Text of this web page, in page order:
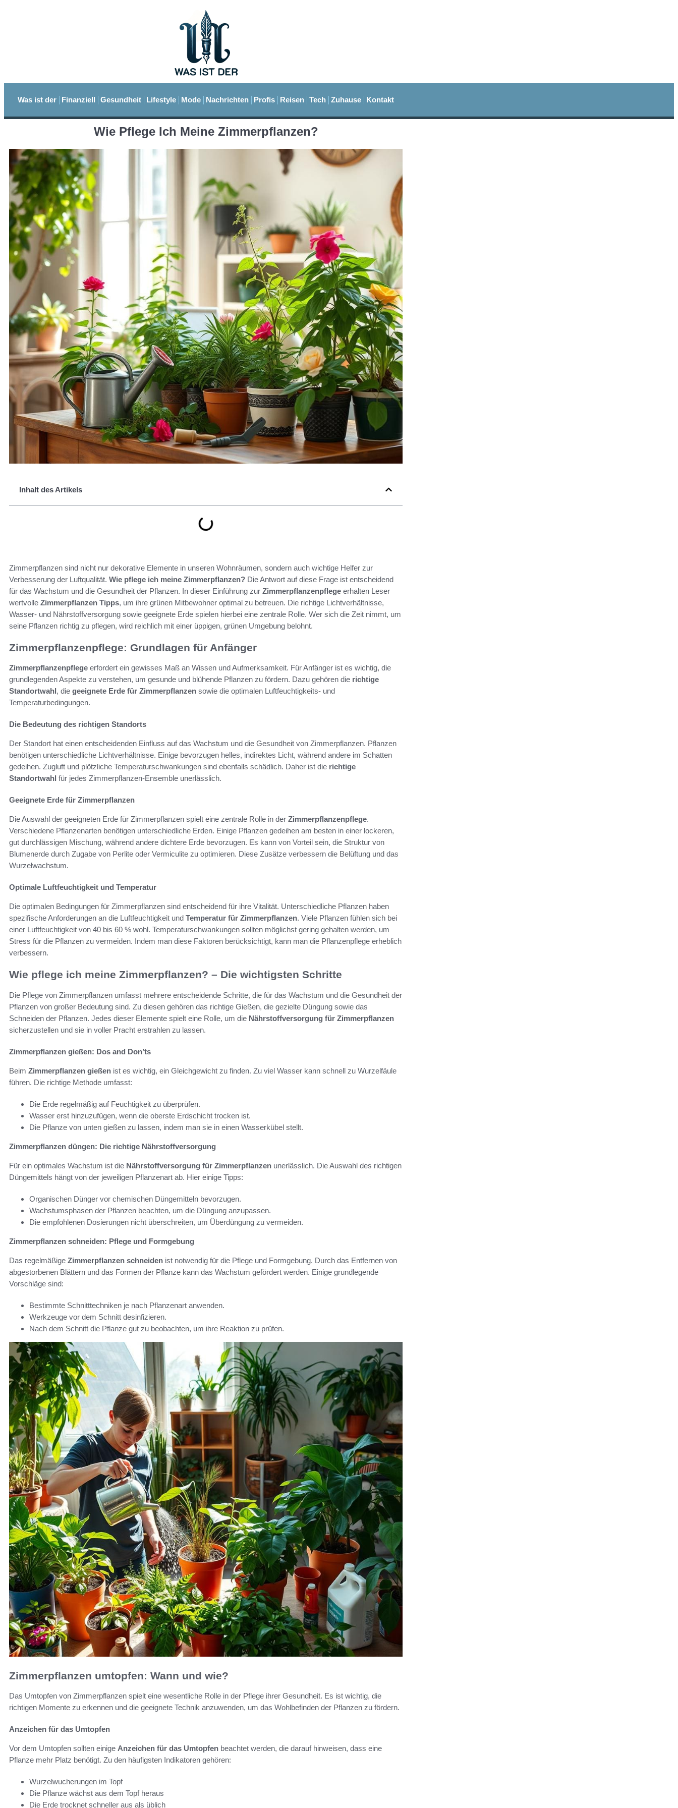
Was ist der Finanziell Gesundheit Lifestyle Mode Nachrichten Profis Reisen Tech Zuhause Kontakt
Wie Pflege Ich Meine Zimmerpflanzen?
Inhalt des Artikels
Zimmerpflanzen sind nicht nur dekorative Elemente in unseren Wohnräumen, sondern auch wichtige Helfer zur
Verbesserung der Luftqualität. Wie pflege ich meine Zimmerpflanzen? Die Antwort auf diese Frage ist entscheidend
für das Wachstum und die Gesundheit der Pflanzen. In dieser Einführung zur Zimmerpflanzenpflege erhalten Leser
wertvolle Zimmerpflanzen Tipps, um ihre grünen Mitbewohner optimal zu betreuen. Die richtige Lichtverhältnisse,
Wasser- und Nährstoffversorgung sowie geeignete Erde spielen hierbei eine zentrale Rolle. Wer sich die Zeit nimmt, um
seine Pflanzen richtig zu pflegen, wird reichlich mit einer üppigen, grünen Umgebung belohnt.
Zimmerpflanzenpflege: Grundlagen für Anfänger
Zimmerpflanzenpflege erfordert ein gewisses Maß an Wissen und Aufmerksamkeit. Für Anfänger ist es wichtig, die
grundlegenden Aspekte zu verstehen, um gesunde und blühende Pflanzen zu fördern. Dazu gehören die richtige
Standortwahl, die geeignete Erde für Zimmerpflanzen sowie die optimalen Luftfeuchtigkeits- und
Temperaturbedingungen.
Die Bedeutung des richtigen Standorts
Der Standort hat einen entscheidenden Einfluss auf das Wachstum und die Gesundheit von Zimmerpflanzen. Pflanzen
benötigen unterschiedliche Lichtverhältnisse. Einige bevorzugen helles, indirektes Licht, während andere im Schatten
gedeihen. Zugluft und plötzliche Temperaturschwankungen sind ebenfalls schädlich. Daher ist die richtige
Standortwahl für jedes Zimmerpflanzen-Ensemble unerlässlich.
Geeignete Erde für Zimmerpflanzen
Die Auswahl der geeigneten Erde für Zimmerpflanzen spielt eine zentrale Rolle in der Zimmerpflanzenpflege.
Verschiedene Pflanzenarten benötigen unterschiedliche Erden. Einige Pflanzen gedeihen am besten in einer lockeren,
gut durchlässigen Mischung, während andere dichtere Erde bevorzugen. Es kann von Vorteil sein, die Struktur von
Blumenerde durch Zugabe von Perlite oder Vermiculite zu optimieren. Diese Zusätze verbessern die Belüftung und das
Wurzelwachstum.
Optimale Luftfeuchtigkeit und Temperatur
Die optimalen Bedingungen für Zimmerpflanzen sind entscheidend für ihre Vitalität. Unterschiedliche Pflanzen haben
spezifische Anforderungen an die Luftfeuchtigkeit und Temperatur für Zimmerpflanzen. Viele Pflanzen fühlen sich bei
einer Luftfeuchtigkeit von 40 bis 60 % wohl. Temperaturschwankungen sollten möglichst gering gehalten werden, um
Stress für die Pflanzen zu vermeiden. Indem man diese Faktoren berücksichtigt, kann man die Pflanzenpflege erheblich
verbessern.
Wie pflege ich meine Zimmerpflanzen? – Die wichtigsten Schritte
Die Pflege von Zimmerpflanzen umfasst mehrere entscheidende Schritte, die für das Wachstum und die Gesundheit der
Pflanzen von großer Bedeutung sind. Zu diesen gehören das richtige Gießen, die gezielte Düngung sowie das
Schneiden der Pflanzen. Jedes dieser Elemente spielt eine Rolle, um die Nährstoffversorgung für Zimmerpflanzen
sicherzustellen und sie in voller Pracht erstrahlen zu lassen.
Zimmerpflanzen gießen: Dos and Don’ts
Beim Zimmerpflanzen gießen ist es wichtig, ein Gleichgewicht zu finden. Zu viel Wasser kann schnell zu Wurzelfäule
führen. Die richtige Methode umfasst:
Die Erde regelmäßig auf Feuchtigkeit zu überprüfen.
Wasser erst hinzuzufügen, wenn die oberste Erdschicht trocken ist.
Die Pflanze von unten gießen zu lassen, indem man sie in einen Wasserkübel stellt.
Zimmerpflanzen düngen: Die richtige Nährstoffversorgung
Für ein optimales Wachstum ist die Nährstoffversorgung für Zimmerpflanzen unerlässlich. Die Auswahl des richtigen
Düngemittels hängt von der jeweiligen Pflanzenart ab. Hier einige Tipps:
Organischen Dünger vor chemischen Düngemitteln bevorzugen.
Wachstumsphasen der Pflanzen beachten, um die Düngung anzupassen.
Die empfohlenen Dosierungen nicht überschreiten, um Überdüngung zu vermeiden.
Zimmerpflanzen schneiden: Pflege und Formgebung
Das regelmäßige Zimmerpflanzen schneiden ist notwendig für die Pflege und Formgebung. Durch das Entfernen von
abgestorbenen Blättern und das Formen der Pflanze kann das Wachstum gefördert werden. Einige grundlegende
Vorschläge sind:
Bestimmte Schnitttechniken je nach Pflanzenart anwenden.
Werkzeuge vor dem Schnitt desinfizieren.
Nach dem Schnitt die Pflanze gut zu beobachten, um ihre Reaktion zu prüfen.
Zimmerpflanzen umtopfen: Wann und wie?
Das Umtopfen von Zimmerpflanzen spielt eine wesentliche Rolle in der Pflege ihrer Gesundheit. Es ist wichtig, die
richtigen Momente zu erkennen und die geeignete Technik anzuwenden, um das Wohlbefinden der Pflanzen zu fördern.
Anzeichen für das Umtopfen
Vor dem Umtopfen sollten einige Anzeichen für das Umtopfen beachtet werden, die darauf hinweisen, dass eine
Pflanze mehr Platz benötigt. Zu den häufigsten Indikatoren gehören:
Wurzelwucherungen im Topf
Die Pflanze wächst aus dem Topf heraus
Die Erde trocknet schneller aus als üblich